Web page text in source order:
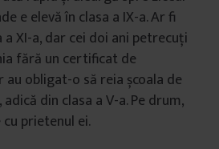
e elevă în clasa a IX-a. Ar fi
XI-a, dar cei doi ani petrecuți
fără un certificat de
obligat-o să reia școala de
din clasa a V-a. Pe drum,
prietenul ei.